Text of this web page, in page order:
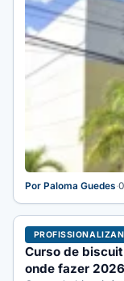
Por Paloma Guedes·
Curso de
onde fazer 2026